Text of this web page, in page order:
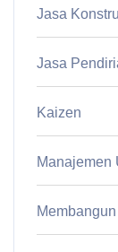
Jasa
Jasa
Kaizen
Manajemen